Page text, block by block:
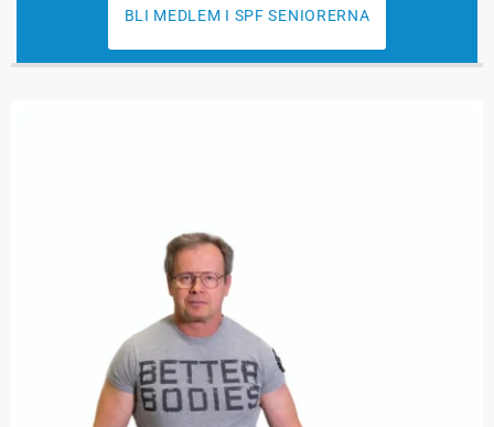
BLI MEDLEM I SPF SENIORERNA